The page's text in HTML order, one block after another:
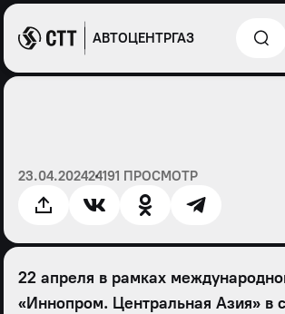
АВТОЦЕНТРГАЗ
23.04.202424191 ПРОСМОТР
22 апреля в рамках
«Иннопром. Центральная Азия» в